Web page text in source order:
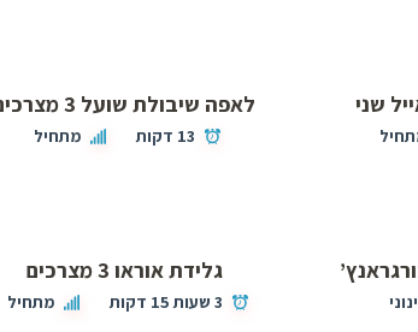
שני לאפה שיבולת שועל 3 מצרכים
13 דקות מתחיל
גלידת אוראו 3 מצרכים
3 שעות 15 דקות מתחיל